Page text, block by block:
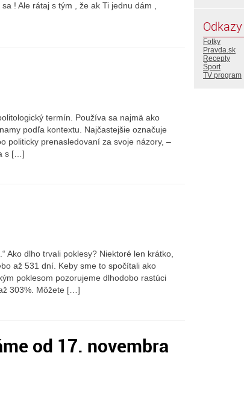
! Ale rátaj s tým , že ak Ti jednu dám ,
termín. Používa sa najmä ako
podľa kontextu. Najčastejšie označuje
politicky prenasledovaní za svoje názory, –
s […]
Ako dlho trvali poklesy? Niektoré len krátko,
až 531 dní. Keby sme to spočítali ako
poklesom pozorujeme dlhodobo rastúci
303%. Môžete […]
od 17. novembra
Odkazy
Fotky
Pravda.sk
Recepty
Šport
TV program